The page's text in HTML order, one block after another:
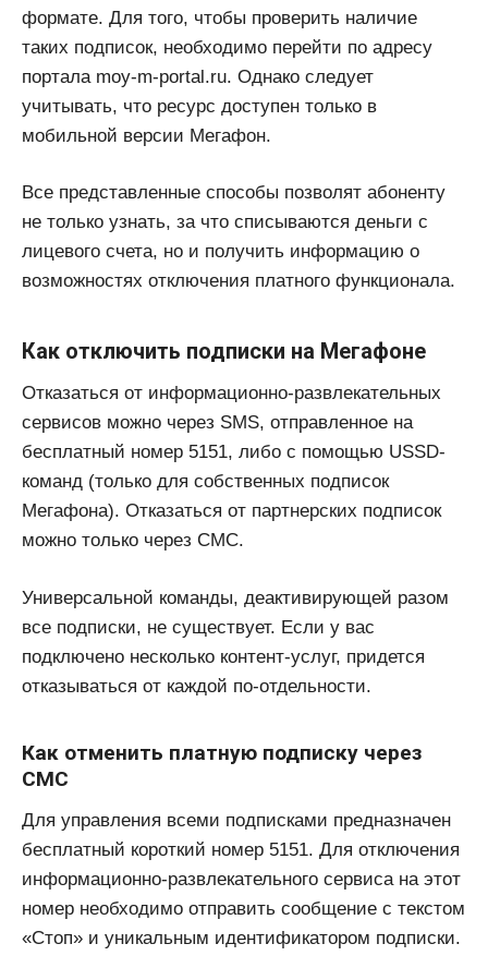
формате. Для того, чтобы проверить наличие
таких подписок, необходимо перейти по адресу
портала moy-m-portal.ru. Однако следует
учитывать, что ресурс доступен только в
мобильной версии Мегафон.
Все представленные способы позволят абоненту
не только узнать, за что списываются деньги с
лицевого счета, но и получить информацию о
возможностях отключения платного функционала.
Как отключить подписки на Мегафоне
Отказаться от информационно-развлекательных
сервисов можно через SMS, отправленное на
бесплатный номер 5151, либо с помощью USSD-
команд (только для собственных подписок
Мегафона). Отказаться от партнерских подписок
можно только через СМС.
Универсальной команды, деактивирующей разом
все подписки, не существует. Если у вас
подключено несколько контент-услуг, придется
отказываться от каждой по-отдельности.
Как отменить платную подписку через
СМС
Для управления всеми подписками предназначен
бесплатный короткий номер 5151. Для отключения
информационно-развлекательного сервиса на этот
номер необходимо отправить сообщение с текстом
«Стоп» и уникальным идентификатором подписки.